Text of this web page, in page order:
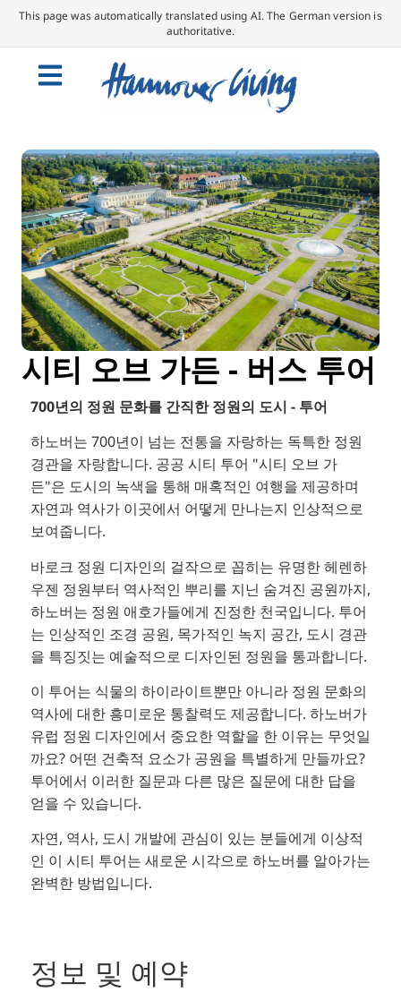
This page was automatically translated using AI. The German version is
authoritative.
시티 오브 가든 - 버스 투어
700년의 정원 문화를 간직한 정원의 도시 - 투어
하노버는 700년이 넘는 전통을 자랑하는 독특한 정원
경관을 자랑합니다. 공공 시티 투어 "시티 오브 가
든"은 도시의 녹색을 통해 매혹적인 여행을 제공하며
자연과 역사가 이곳에서 어떻게 만나는지 인상적으로
보여줍니다.
바로크 정원 디자인의 걸작으로 꼽히는 유명한 헤렌하
우젠 정원부터 역사적인 뿌리를 지닌 숨겨진 공원까지,
하노버는 정원 애호가들에게 진정한 천국입니다. 투어
는 인상적인 조경 공원, 목가적인 녹지 공간, 도시 경관
을 특징짓는 예술적으로 디자인된 정원을 통과합니다.
이 투어는 식물의 하이라이트뿐만 아니라 정원 문화의
역사에 대한 흥미로운 통찰력도 제공합니다. 하노버가
유럽 정원 디자인에서 중요한 역할을 한 이유는 무엇일
까요? 어떤 건축적 요소가 공원을 특별하게 만들까요?
투어에서 이러한 질문과 다른 많은 질문에 대한 답을
얻을 수 있습니다.
자연, 역사, 도시 개발에 관심이 있는 분들에게 이상적
인 이 시티 투어는 새로운 시각으로 하노버를 알아가는
완벽한 방법입니다.
정보 및 예약